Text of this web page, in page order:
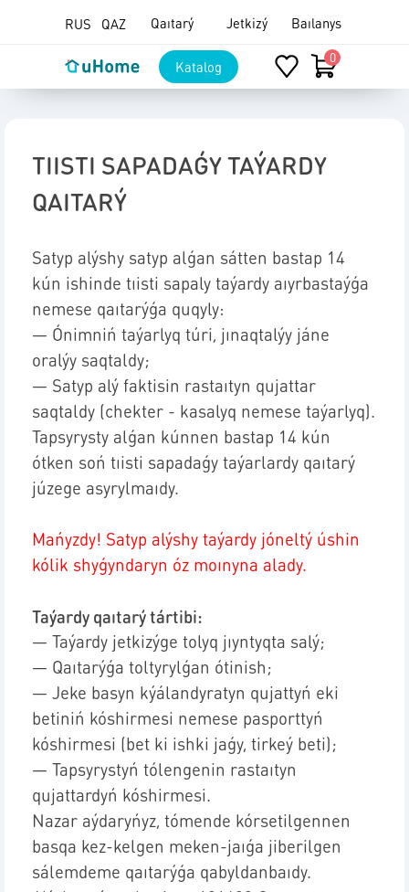
Пропустить меню
Qaıtarý Jetkizý Baılanys
Katalog
RUS QAZ
TIISTI SAPADAǴY TAÝARDY
QAITARÝ
Satyp alýshy satyp alǵan sátten bastap 14
kún ishinde tıisti sapaly taýardy aıyrbastaýǵa
nemese qaıtarýǵa quqyly:
— Ónimniń taýarlyq túri, jınaqtalýy jáne
oralýy saqtaldy;
— Satyp alý faktisin rastaıtyn qujattar
saqtaldy (chekter - kasalyq nemese taýarlyq).
Tapsyrysty alǵan kúnnen bastap 14 kún
ótken soń tıisti sapadaǵy taýarlardy qaıtarý
júzege asyrylmaıdy.
Mańyzdy! Satyp alýshy taýardy jóneltý úshin
kólik shyǵyndaryn óz moınyna alady.
Taýardy qaıtarý tártibi:
— Taýardy jetkizýge tolyq jıyntyqta salý;
— Qaıtarýǵa toltyrylǵan ótinish;
— Jeke basyn kýálandyratyn qujattyń eki
betiniń kóshirmesi nemese pasporttyń
kóshirmesi (bet ki ishki jaǵy, tirkeý beti);
— Tapsyrystyń tólengenin rastaıtyn
qujattardyń kóshirmesi.
Nazar aýdaryńyz, tómende kórsetilgennen
basqa kez-kelgen meken-jaıǵa jiberilgen
sálemdeme qaıtarýǵa qabyldanbaıdy.